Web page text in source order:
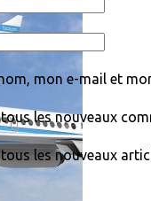
mon e-mail et
les nouveaux
les nouveaux